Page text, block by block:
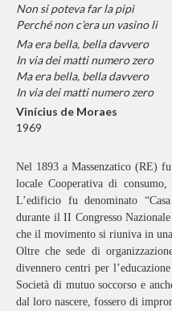
Non si poteva far la pipì
Perché non c’era un vasino lì
Ma era bella, bella davvero
In via dei matti numero zero
Ma era bella, bella davvero
In via dei matti numero zero
Vinícius de Moraes
1969
Nel 1893 a Massenzatico (RE)
locale Cooperativa di
L’edificio fu denominato
durante il II Congresso
che il movimento si riuniva in
Oltre che sede di
divennero centri per
Società di mutuo soccorso e
dal loro nascere, fossero di